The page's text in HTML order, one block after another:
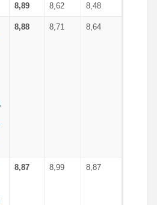
8,89 8,62 8,48
8,88 8,71 8,64
8,87 8,99 8,87